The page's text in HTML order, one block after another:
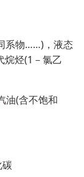
系物……)，液态
烃(1－氯乙
油(含不饱和